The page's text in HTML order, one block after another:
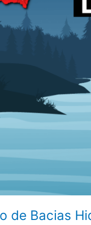
de Bacias